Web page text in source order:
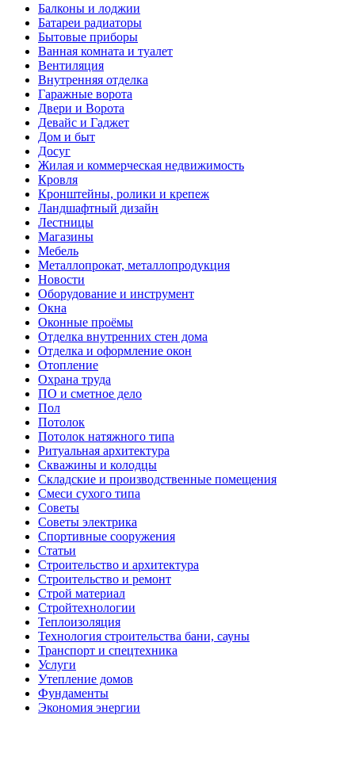
Балконы и лоджии
Батареи радиаторы‎
Бытовые приборы
Ванная комната и туалет
Вентиляция
Внутренняя отделка
Гаражные ворота
Двери и Ворота
Девайс и Гаджет
Дом и быт
Досуг
Жилая и коммерческая недвижимость
Кровля
Кронштейны, ролики и крепеж
Ландшафтный дизайн
Лестницы
Магазины
Мебель
Металлопрокат, металлопродукция
Новости
Оборудование и инструмент
Окна
Оконные проёмы
Отделка внутренних стен дома
Отделка и оформление окон
Отопление
Охрана труда
ПО и сметное дело
Пол
Потолок
Потолок натяжного типа
Ритуальная архитектура
Скважины и колодцы
Складские и производственные помещения
Смеси сухого типа
Советы
Советы электрика
Спортивные сооружения
Статьи
Строительство и архитектура
Строительство и ремонт
Строй материал
Стройтехнологии
Теплоизоляция
Технология строительства бани, сауны
Транспорт и спецтехника
Услуги
Утепление домов
Фундаменты
Экономия энергии